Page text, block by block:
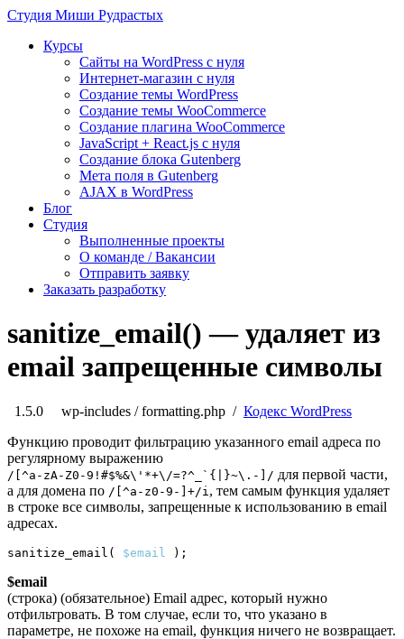
Студия Миши Рудрастых
Курсы
Сайты на WordPress с нуля
Интернет-магазин с нуля
Создание темы WordPress
Создание темы WooCommerce
Создание плагина WooCommerce
JavaScript + React.js с нуля
Создание блока Gutenberg
Мета поля в Gutenberg
AJAX в WordPress
Блог
Студия
Выполненные проекты
О команде / Вакансии
Отправить заявку
Заказать разработку
sanitize_email() — удаляет из
email запрещенные символы
1.5.0 wp-includes / formatting.php / Кодекс WordPress
Функцию проводит фильтрацию указанного email адреса по
регулярному выражению
/[^a-zA-Z0-9!#$%&\'*+\/=?^_`{|}~\.-]/ для первой части,
а для домена по /[^a-z0-9-]+/i , тем самым функция удаляет
в строке все символы, запрещенные к использованию в email
адресах.
sanitize_email ( $email ) ;
$email
(строка) (обязательное) Email адрес, который нужно
отфильтровать. В том случае, если то, что указано в
параметре, не похоже на email, функция ничего не возвращает.